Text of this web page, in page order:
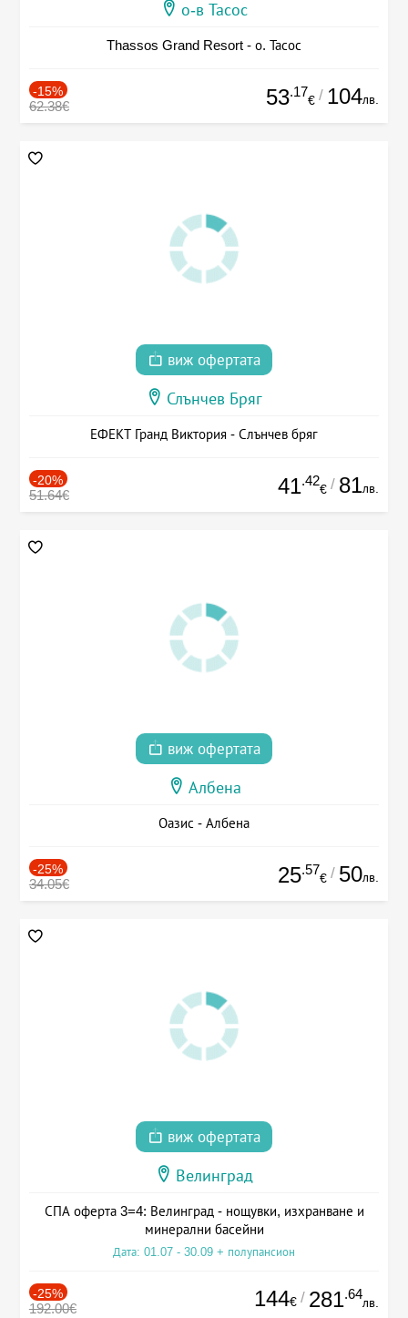
о-в Тасос
Thassos Grand Resort - о. Тасос
-15%
62.38€ 53.17
€ / 104лв.
виж офертата
Слънчев Бряг
ЕФЕКТ Гранд Виктория - Слънчев бряг
-20%
51.64€ 41.42
€ / 81лв.
виж офертата
Албена
Оазис - Албена
-25%
34.05€ 25.57
€ / 50лв.
виж офертата
Велинград
СПА оферта 3=4: Велинград - нощувки, изхранване и
минерални басейни
Дата: 01.07 - 30.09 + полупансион
-25%
192.00€ 144€ / 281.64
лв.